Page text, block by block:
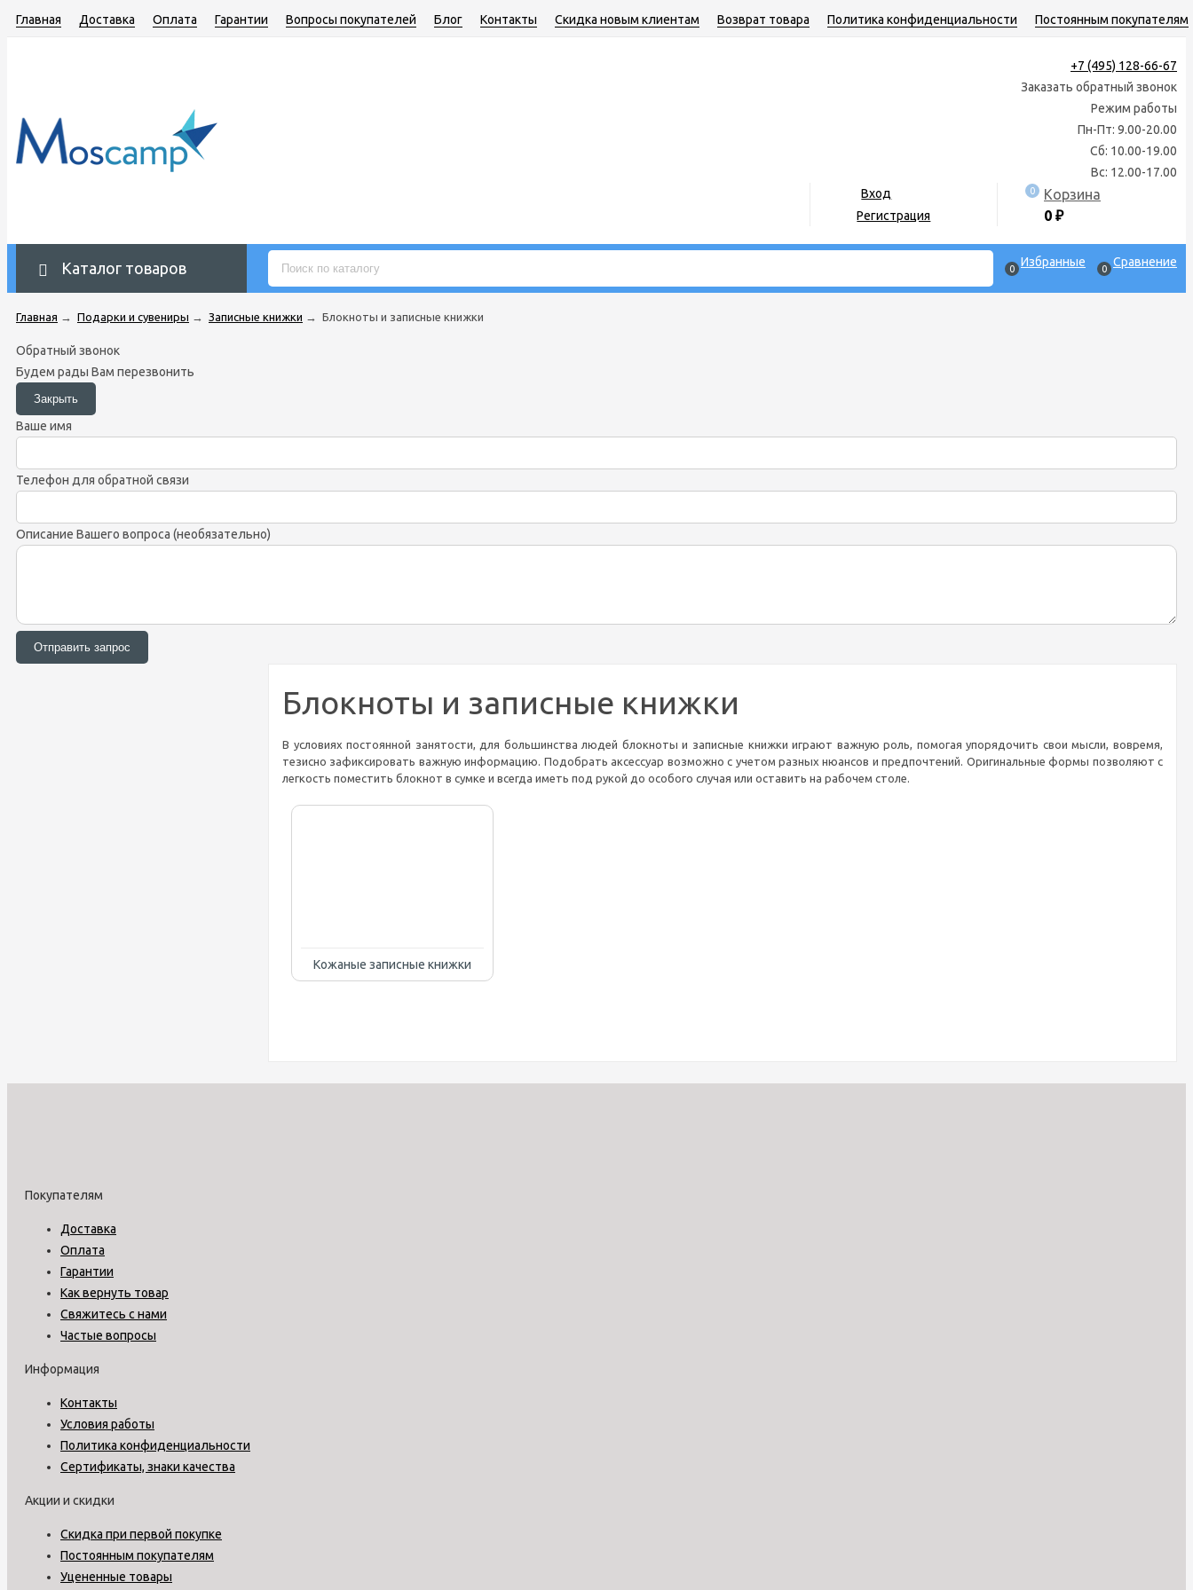
Главная Доставка Оплата Гарантии Вопросы покупателей Блог Контакты Скидка новым клиентам Возврат товара Политика конфиденциальности Постоянным покупателям
+7 (495) 128-66-67
Заказать обратный звонок
Режим работы
Пн-Пт: 9.00-20.00
Сб: 10.00-19.00
Вс: 12.00-17.00
Вход
Регистрация
0
Корзина
0 ₽
Каталог товаров 0 Избранные 0 Сравнение
Главная → Подарки и сувениры → Записные книжки → Блокноты и записные книжки
Обратный звонок
Будем рады Вам перезвонить
Ваше имя
Телефон для обратной связи
Описание Вашего вопроса (необязательно)
Блокноты и записные книжки
В условиях постоянной занятости, для большинства людей блокноты и записные книжки играют важную роль, помогая упорядочить свои мысли, вовремя,
тезисно зафиксировать важную информацию. Подобрать аксессуар возможно с учетом разных нюансов и предпочтений. Оригинальные формы позволяют с
легкость поместить блокнот в сумке и всегда иметь под рукой до особого случая или оставить на рабочем столе.
Кожаные записные книжки
Покупателям
Доставка
Оплата
Гарантии
Как вернуть товар
Свяжитесь с нами
Частые вопросы
Информация
Контакты
Условия работы
Политика конфиденциальности
Сертификаты, знаки качества
Акции и скидки
Скидка при первой покупке
Постоянным покупателям
Уцененные товары